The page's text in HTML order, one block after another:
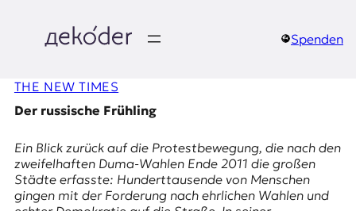
springen
e
k
o
d
Spenden
THE NEW TIMES
Der russische Frühling
Ein Blick zurück auf die Protestbewegung, die nach den
zweifelhaften Duma-Wahlen Ende 2011 die großen
Städte erfasste: Hunderttausende von Menschen
gingen mit der Forderung nach ehrlichen Wahlen und